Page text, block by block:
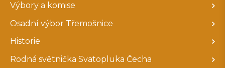
Výbory a komise
Osadní výbor Třemošnice
Historie
Rodná světnička Svatopluka Čecha